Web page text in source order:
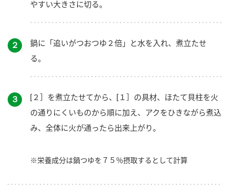
やすい大きさに切る。
２
鍋に「追いがつおつゆ２倍」と水を入れ、煮立たせ
る。
３
[２］を煮立たせてから、[１］の具材、ほたて貝柱を火
の通りにくいものから順に加え、アクをひきながら煮込
み、全体に火が通ったら出来上がり。
※栄養成分は鍋つゆを７５％摂取するとして計算